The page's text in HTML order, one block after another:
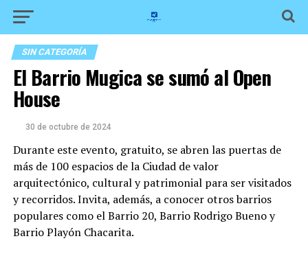
SIN CATEGORÍA
El Barrio Mugica se sumó al Open
House
30 de octubre de 2024
Durante este evento, gratuito, se abren las puertas de
más de 100 espacios de la Ciudad de valor
arquitectónico, cultural y patrimonial para ser visitados
y recorridos. Invita, además, a conocer otros barrios
populares como el Barrio 20, Barrio Rodrigo Bueno y
Barrio Playón Chacarita.